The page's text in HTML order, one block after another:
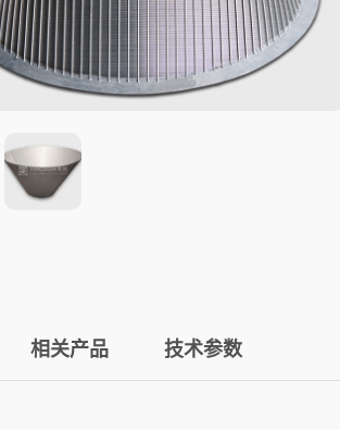
相关产品 技术参数